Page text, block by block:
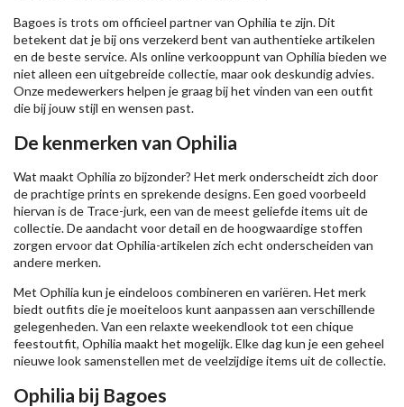
Bagoes is trots om officieel partner van Ophilia te zijn. Dit
betekent dat je bij ons verzekerd bent van authentieke artikelen
en de beste service. Als online verkooppunt van Ophilia bieden we
niet alleen een uitgebreide collectie, maar ook deskundig advies.
Onze medewerkers helpen je graag bij het vinden van een outfit
die bij jouw stijl en wensen past.
De kenmerken van Ophilia
Wat maakt Ophilia zo bijzonder? Het merk onderscheidt zich door
de prachtige prints en sprekende designs. Een goed voorbeeld
hiervan is de Trace-jurk, een van de meest geliefde items uit de
collectie. De aandacht voor detail en de hoogwaardige stoffen
zorgen ervoor dat Ophilia-artikelen zich echt onderscheiden van
andere merken.
Met Ophilia kun je eindeloos combineren en variëren. Het merk
biedt outfits die je moeiteloos kunt aanpassen aan verschillende
gelegenheden. Van een relaxte weekendlook tot een chique
feestoutfit, Ophilia maakt het mogelijk. Elke dag kun je een geheel
nieuwe look samenstellen met de veelzijdige items uit de collectie.
Ophilia bij Bagoes